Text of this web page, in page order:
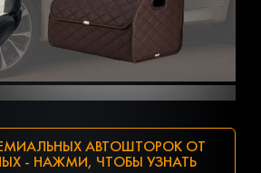
АВТОШТОРОК ОТ
- НАЖМИ, ЧТОБЫ УЗНАТЬ